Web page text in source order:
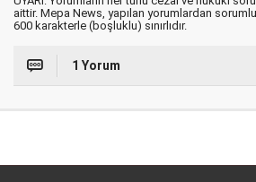
aittir. Mepa News, yapılan yorumlardan
600 karakterle (boşluklu) sınırlıdır.
1 Yorum